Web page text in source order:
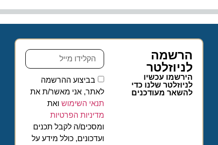
הרשמה
לניוזלטר
הירשמו עכשיו
לניוזלטר שלנו כדי
להשאר מעודכנים
בביצוע ההרשמה
לאתר, אני מאשר/ת את
תנאי השימוש ואת
מדיניות הפרטיות
ומסכים/ה לקבל תכנים
ועדכונים, כולל מידע על